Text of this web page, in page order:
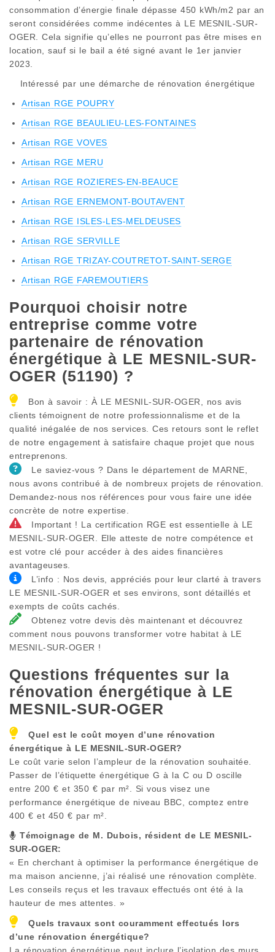
consommation d’énergie finale dépasse 450 kWh/m2 par an
seront considérées comme indécentes à LE MESNIL-SUR-
OGER. Cela signifie qu’elles ne pourront pas être mises en
location, sauf si le bail a été signé avant le 1er janvier
2023.
Intéressé par une démarche de rénovation énergétique
Artisan RGE POUPRY
Artisan RGE BEAULIEU-LES-FONTAINES
Artisan RGE VOVES
Artisan RGE MERU
Artisan RGE ROZIERES-EN-BEAUCE
Artisan RGE ERNEMONT-BOUTAVENT
Artisan RGE ISLES-LES-MELDEUSES
Artisan RGE SERVILLE
Artisan RGE TRIZAY-COUTRETOT-SAINT-SERGE
Artisan RGE FAREMOUTIERS
Pourquoi choisir notre
entreprise comme votre
partenaire de rénovation
énergétique à LE MESNIL-SUR-
OGER (51190) ?
Bon à savoir : À LE MESNIL-SUR-OGER, nos avis
clients témoignent de notre professionnalisme et de la
qualité inégalée de nos services. Ces retours sont le reflet
de notre engagement à satisfaire chaque projet que nous
entreprenons.
Le saviez-vous ? Dans le département de MARNE,
nous avons contribué à de nombreux projets de rénovation.
Demandez-nous nos références pour vous faire une idée
concrète de notre expertise.
Important ! La certification RGE est essentielle à LE
MESNIL-SUR-OGER. Elle atteste de notre compétence et
est votre clé pour accéder à des aides financières
avantageuses.
L’info : Nos devis, appréciés pour leur clarté à travers
LE MESNIL-SUR-OGER et ses environs, sont détaillés et
exempts de coûts cachés.
Obtenez votre devis dès maintenant et découvrez
comment nous pouvons transformer votre habitat à LE
MESNIL-SUR-OGER !
Questions fréquentes sur la
rénovation énergétique à LE
MESNIL-SUR-OGER
Quel est le coût moyen d’une rénovation
énergétique à LE MESNIL-SUR-OGER?
Le coût varie selon l’ampleur de la rénovation souhaitée.
Passer de l’étiquette énergétique G à la C ou D oscille
entre 200 € et 350 € par m². Si vous visez une
performance énergétique de niveau BBC, comptez entre
400 € et 450 € par m².
Témoignage de M. Dubois, résident de LE MESNIL-
SUR-OGER:
« En cherchant à optimiser la performance énergétique de
ma maison ancienne, j’ai réalisé une rénovation complète.
Les conseils reçus et les travaux effectués ont été à la
hauteur de mes attentes. »
Quels travaux sont couramment effectués lors
d’une rénovation énergétique?